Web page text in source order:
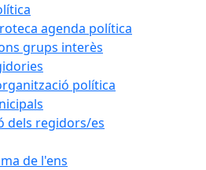
agenda política
grups interès
política
dels regidors/es
de l'ens